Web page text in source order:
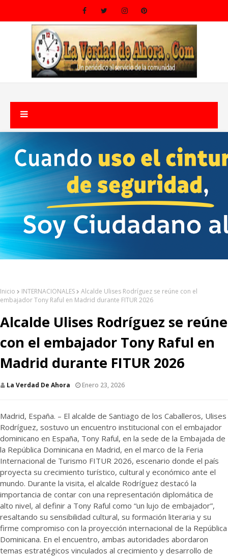
Inicio INTERNACIONALES
Alcalde Ulises Rodríguez se reúne con el
embajador Tony Raful en Madrid durante FITUR 2026
Alcalde Ulises Rodríguez se reúne
con el embajador Tony Raful en
Madrid durante FITUR 2026
La Verdad De Ahora Enero 23, 2026
Madrid, España. – El alcalde de Santiago de los Caballeros, Ulises
Rodríguez, sostuvo un encuentro institucional con el embajador
dominicano en España, Tony Raful, en la sede de la Embajada de
la República Dominicana en Madrid, en el marco de la Feria
Internacional de Turismo FITUR 2026, escenario donde el país
proyecta su crecimiento turístico, cultural y económico ante el
mundo. Durante la visita, el alcalde Rodríguez destacó la
importancia de contar con una representación diplomática de
alto nivel, al definir a Tony Raful como “un lujo de embajador”,
resaltando su sensibilidad cultural, su formación literaria y su
firme compromiso con la proyección internacional de la República
Dominicana. En el encuentro, ambas autoridades abordaron
temas estratégicos vinculados al crecimiento y desarrollo de